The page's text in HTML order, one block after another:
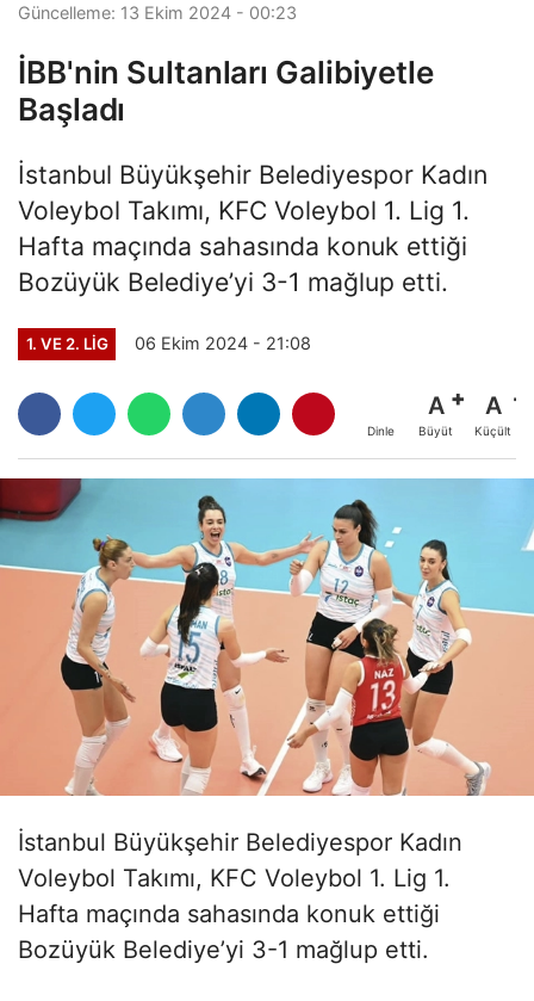
Güncelleme: 13 Ekim 2024 - 00:23
İBB'nin Sultanları Galibiyetle
Başladı
İstanbul Büyükşehir Belediyespor Kadın
Voleybol Takımı, KFC Voleybol 1. Lig 1.
Hafta maçında sahasında konuk ettiği
Bozüyük Belediye’yi 3-1 mağlup etti.
1. VE 2. LIG 06 Ekim 2024 - 21:08
Dinle
A
Büyüt
A
Küçült
İstanbul Büyükşehir Belediyespor Kadın
Voleybol Takımı, KFC Voleybol 1. Lig 1.
Hafta maçında sahasında konuk ettiği
Bozüyük Belediye’yi 3-1 mağlup etti.